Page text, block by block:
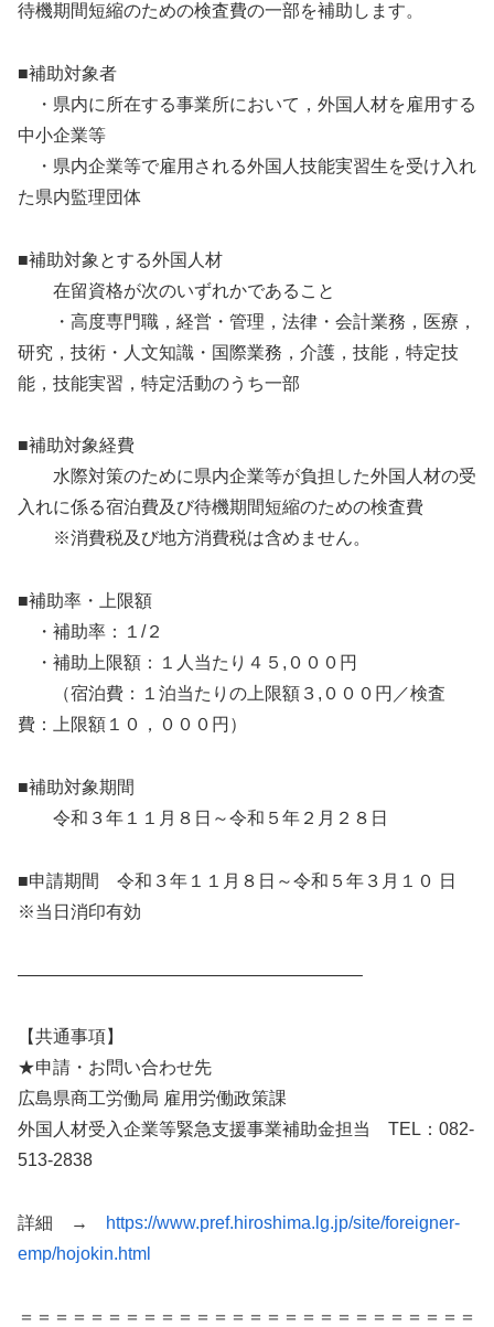
待機期間短縮のための検査費の一部を補助します。
■補助対象者
・県内に所在する事業所において，外国人材を雇用する
中小企業等
・県内企業等で雇用される外国人技能実習生を受け入れ
た県内監理団体
■補助対象とする外国人材
在留資格が次のいずれかであること
・高度専門職，経営・管理，法律・会計業務，医療，
研究，技術・人文知識・国際業務，介護，技能，特定技
能，技能実習，特定活動のうち一部
■補助対象経費
水際対策のために県内企業等が負担した外国人材の受
入れに係る宿泊費及び待機期間短縮のための検査費
※消費税及び地方消費税は含めません。
■補助率・上限額
・補助率：１/２
・補助上限額：１人当たり４５,０００円
（宿泊費：１泊当たりの上限額３,０００円／検査
費：上限額１０，０００円）
■補助対象期間
令和３年１１月８日～令和５年２月２８日
■申請期間 令和３年１１月８日～令和５年３月１０ 日
※当日消印有効
———————————————————–
【共通事項】
★申請・お問い合わせ先
広島県商工労働局 雇用労働政策課
外国人材受入企業等緊急支援事業補助金担当 TEL：082-
513-2838
詳細 →
https://www.pref.hiroshima.lg.jp/site/foreigner-
emp/hojokin.html
＝＝＝＝＝＝＝＝＝＝＝＝＝＝＝＝＝＝＝＝＝＝＝＝＝＝